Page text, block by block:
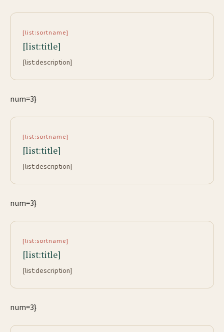
[list:sortname]
[list:title]
[list:description]
num=3}
[list:sortname]
[list:title]
[list:description]
num=3}
[list:sortname]
[list:title]
[list:description]
num=3}